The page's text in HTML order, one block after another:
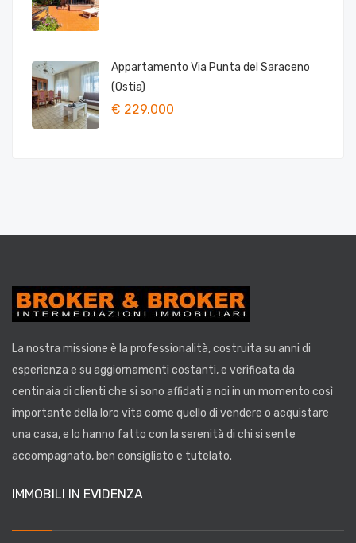
Appartamento Via Punta del Saraceno
(Ostia)
€ 229.000
La nostra missione è la professionalità, costruita su anni di
esperienza e su aggiornamenti costanti, e verificata da
centinaia di clienti che si sono affidati a noi in un momento così
importante della loro vita come quello di vendere o acquistare
una casa, e lo hanno fatto con la serenità di chi si sente
accompagnato, ben consigliato e tutelato.
IMMOBILI IN EVIDENZA